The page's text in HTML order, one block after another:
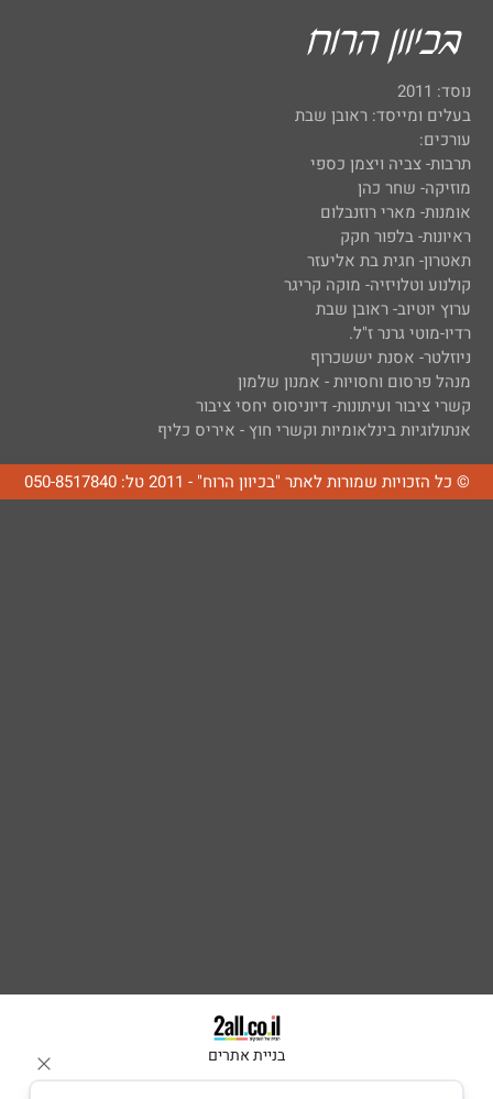
נוסד: 2011
בעלים ומייסד: ראובן שבת
עורכים:
תרבות- צביה ויצמן כספי
מוזיקה- שחר כהן
אומנות- מארי רוזנבלום
ראיונות- בלפור חקק
תאטרון- חגית בת אליעזר
קולנוע וטלויזיה- מוקה קריגר
ערוץ יוטיוב- ראובן שבת
רדיו-מוטי גרנר ז"ל.
ניוזלטר- אסנת יששכרוף
מנהל פרסום וחסויות - אמנון שלמון
קשרי ציבור ועיתונות- דיוניסוס יחסי ציבור
אנתולוגיות בינלאומיות וקשרי חוץ - איריס כליף
© כל הזכויות שמורות לאתר "בכיוון הרוח" - 2011 טל: 050-8517840
בניית אתרים